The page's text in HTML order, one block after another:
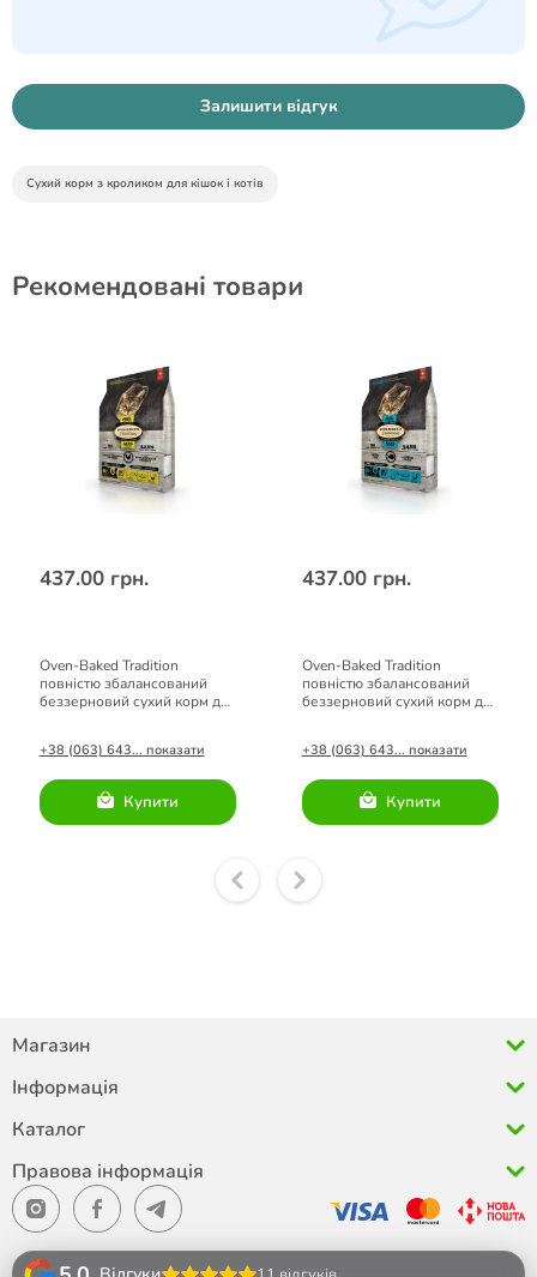
Залишити відгук
Сухий корм з кроликом для кішок і котів
Рекомендовані товари
437.00 грн.
Oven-Baked Tradition
повністю збалансований
беззерновий сухий корм для
+38 (063) 643... показати
Купити
437.00 грн.
Oven-Baked Tradition
повністю збалансований
беззерновий сухий корм для
+38 (063) 643... показати
Купити
Магазин
Інформація
Каталог
Правова інформація